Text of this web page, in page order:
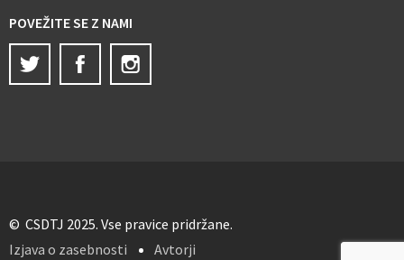
POVEŽITE SE Z NAMI
Twitter
Facebook
© CSDTJ 2025. Vse pravice pridržane.
Izjava o zasebnosti
Avtorji